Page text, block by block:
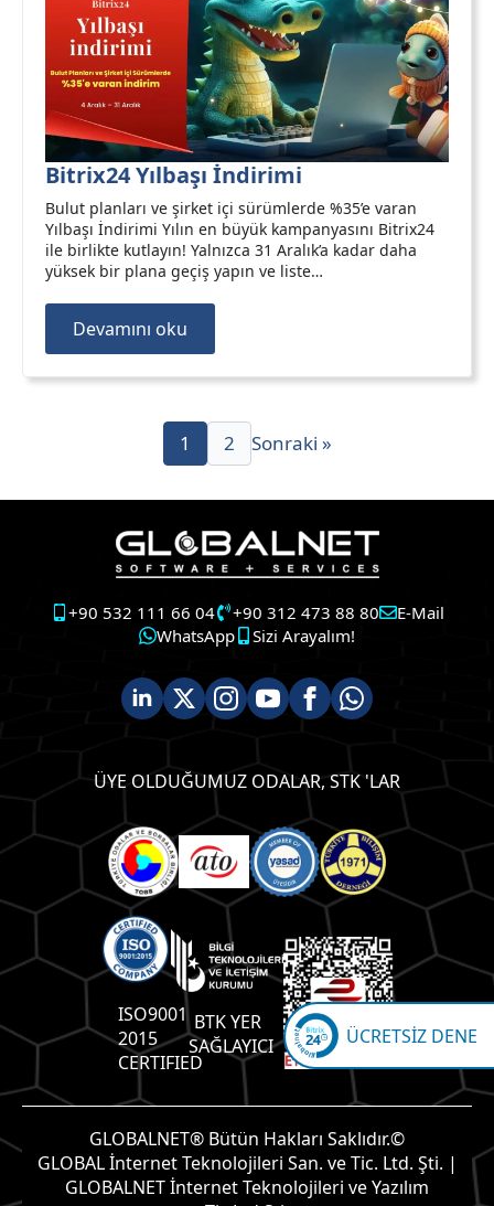
Bitrix24 Yılbaşı İndirimi
Bulut planları ve şirket içi sürümlerde %35’e varan
Yılbaşı İndirimi Yılın en büyük kampanyasını Bitrix24
ile birlikte kutlayın! Yalnızca 31 Aralık’a kadar daha
yüksek bir plana geçiş yapın ve liste…
Devamını oku
1 2 Sonraki »
+90 532 111 66 04 +90 312 473 88 80
E-Mail
WhatsApp
Sizi Arayalım!
ÜYE OLDUĞUMUZ ODALAR, STK 'LAR
ISO9001
2015
CERTIFIED
BTK YER
SAĞLAYICI
GLOBALNET® Bütün Hakları Saklıdır.©
GLOBAL İnternet Teknolojileri San. ve Tic. Ltd. Şti. |
GLOBALNET İnternet Teknolojileri ve Yazılım
ÜCRETSİZ DENE